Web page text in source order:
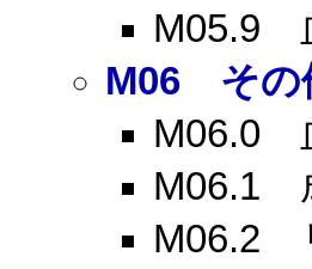
M05.9
M06 その
M06.0
M06.1
M06.2